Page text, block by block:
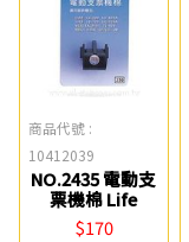
商品代號 :
10412039
NO.2435 電動支
票機棉 Life
$170